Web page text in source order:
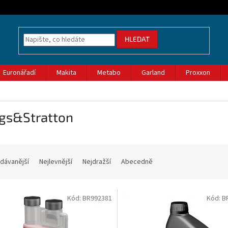
HLEDAT
Euronářadí Makita Metabo Garland Proxxon
Nejlevnější Nejdražší Abecedně
Kód: BR992381 Kód: